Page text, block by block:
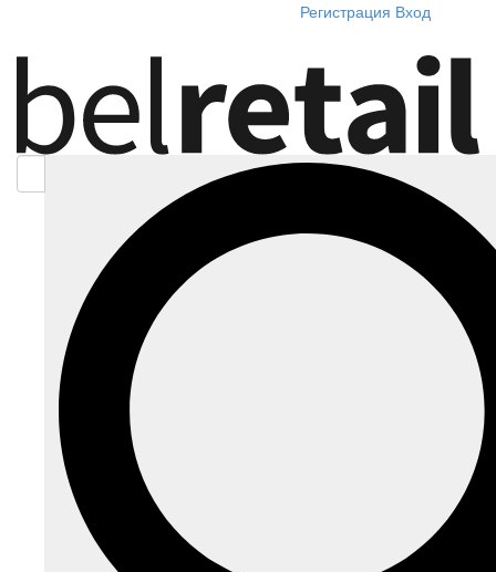
Регистрация Вход